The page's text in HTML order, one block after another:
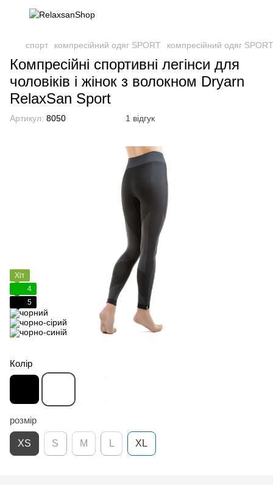
спорт компресійний одяг SPORT компресійний одяг
Компресійні спортивні легінси для
чоловіків і жінок з волокном Dryarn
RelaxSan Sport
Артикул: 8050 1 відгук
Хіт
4
5
Колір
розмір
XS S M XL